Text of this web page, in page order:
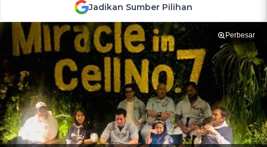
Jadikan Sumber Pilihan
Perbesar